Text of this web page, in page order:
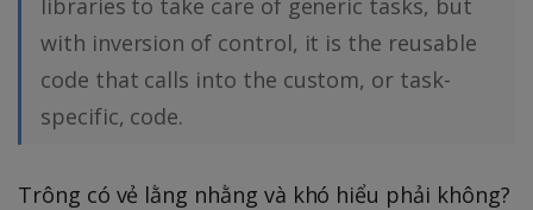
with inversion of control, it is the reusable
code that calls into the custom, or task-
specific, code.
Trông có vẻ lằng nhằng và khó hiểu phải không?